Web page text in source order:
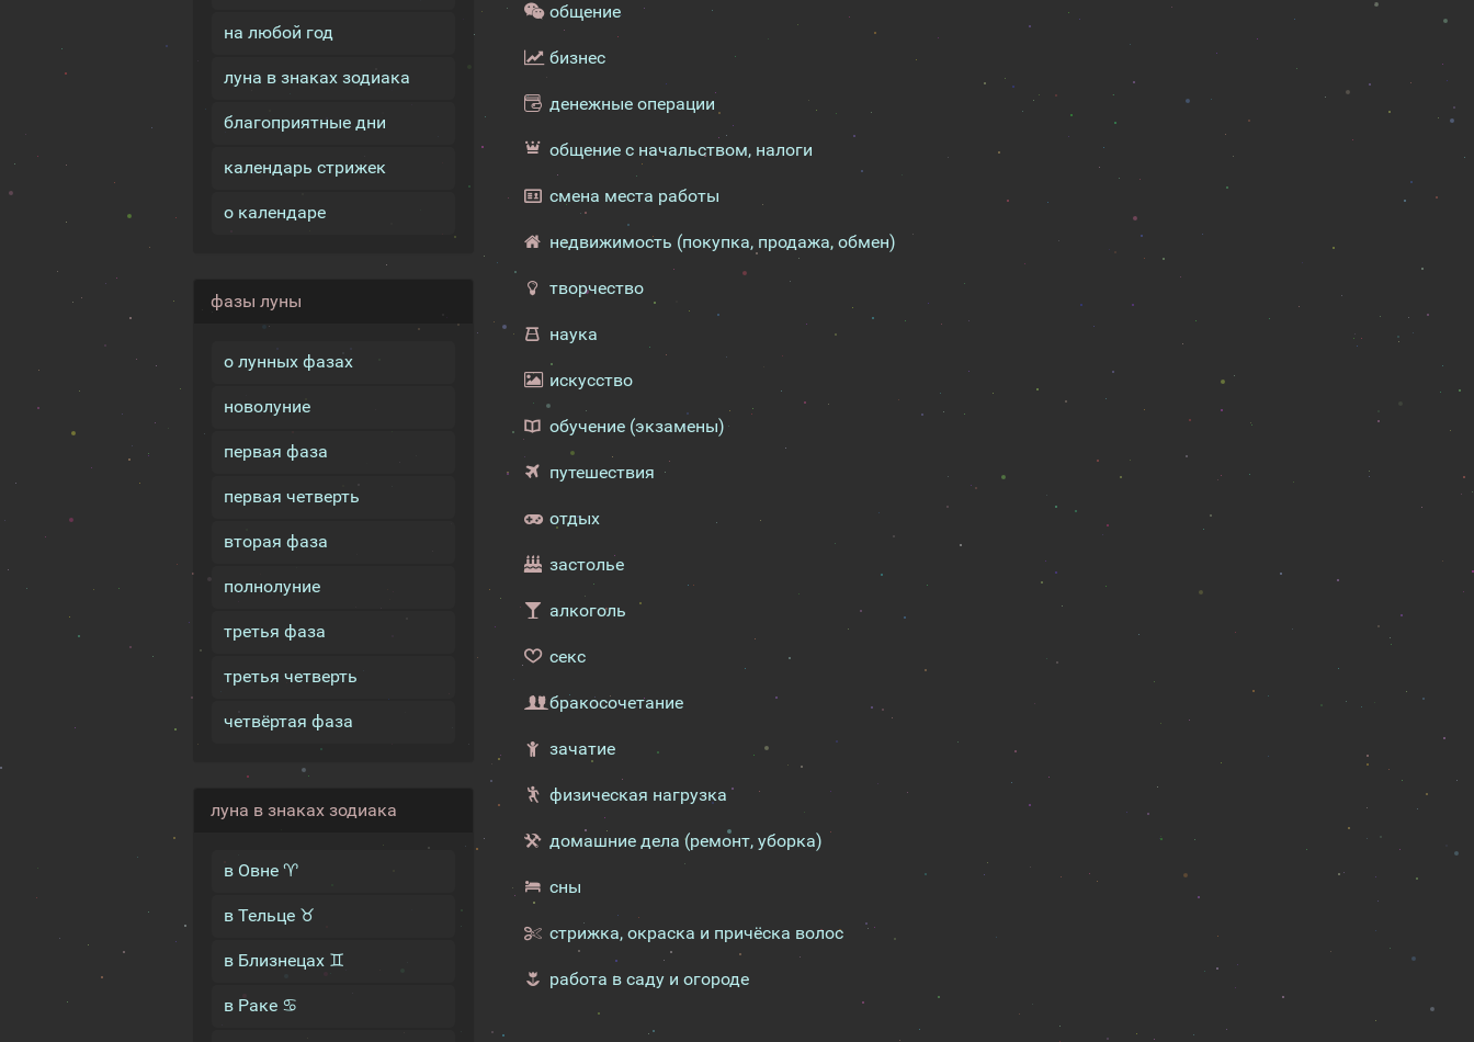
на любой год
луна в знаках зодиака
благоприятные дни
календарь стрижек
о календаре
фазы луны
о лунных фазах
новолуние
первая фаза
первая четверть
вторая фаза
полнолуние
третья фаза
третья четверть
четвёртая фаза
луна в знаках зодиака
в Овне ♈
в Тельце ♉
в Близнецах ♊
в Раке ♋
общение
бизнес
денежные операции
общение с начальством, налоги
смена места работы
недвижимость (покупка, продажа, обмен)
творчество
наука
искусство
обучение (экзамены)
путешествия
отдых
застолье
алкоголь
секс
бракосочетание
зачатие
физическая нагрузка
домашние дела (ремонт, уборка)
сны
стрижка, окраска и причёска волос
работа в саду и огороде